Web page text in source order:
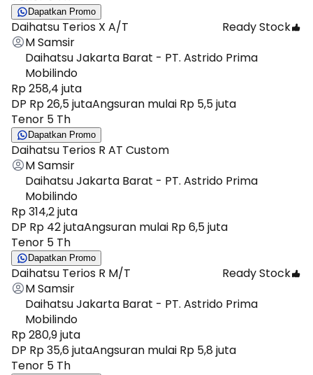
Dapatkan Promo
Daihatsu Terios X A/T
Ready Stock
M Samsir
Daihatsu Jakarta Barat - PT. Astrido Prima
Mobilindo
Rp 258,4 juta
DP Rp 26,5 jutaAngsuran mulai Rp 5,5 juta
Tenor 5 Th
Dapatkan Promo
Daihatsu Terios R AT Custom
M Samsir
Daihatsu Jakarta Barat - PT. Astrido Prima
Mobilindo
Rp 314,2 juta
DP Rp 42 jutaAngsuran mulai Rp 6,5 juta
Tenor 5 Th
Dapatkan Promo
Daihatsu Terios R M/T
Ready Stock
M Samsir
Daihatsu Jakarta Barat - PT. Astrido Prima
Mobilindo
Rp 280,9 juta
DP Rp 35,6 jutaAngsuran mulai Rp 5,8 juta
Tenor 5 Th